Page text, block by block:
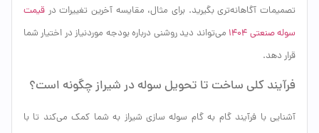
تصمیمات آگاهانه‌تری بگیرید. برای مثال، مقایسه آخرین تغییرات در قیمت
سوله صنعتی ۱۴۰۴
می‌تواند دید روشنی درباره بودجه موردنیاز در اختیار شما
قرار دهد.
فرآیند کلی ساخت تا تحویل سوله در شیراز چگونه است؟
آشنایی با فرآیند گام به گام سوله سازی شیراز به شما کمک می‌کند تا با